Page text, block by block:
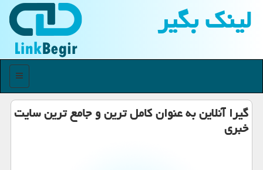
لینك بگیر
منو
گیرا آنلاین به عنوان كامل ترین و جامع ترین سایت
خبری